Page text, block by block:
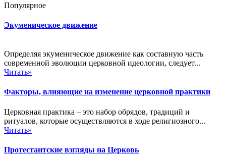
Популярное
Экуменическое движение
Определяя экуменическое движение как составную часть
современной эволюции церковной идеологии, следует...
Читать»
Факторы, влияющие на изменение церковной практики
Церковная практика – это набор обрядов, традиций и
ритуалов, которые осуществляются в ходе религиозного...
Читать»
Протестантские взгляды на Церковь